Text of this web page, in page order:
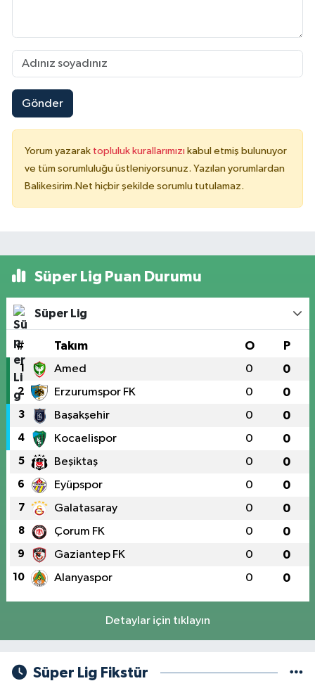
Gönder
Yorum yazarak topluluk kurallarımızı kabul etmiş bulunuyor
ve tüm sorumluluğu üstleniyorsunuz. Yazılan yorumlardan
Balikesirim.Net hiçbir şekilde sorumlu tutulamaz.
Süper Lig Puan Durumu
Süper Lig
# Takım O P
1 Amed 0 0
2 Erzurumspor FK 0 0
3 Başakşehir 0 0
4 Kocaelispor 0 0
5 Beşiktaş 0 0
6 Eyüpspor 0 0
7 Galatasaray 0 0
8 Çorum FK 0 0
9 Gaziantep FK 0 0
10 Alanyaspor 0 0
Detaylar için tıklayın
Süper Lig Fikstür